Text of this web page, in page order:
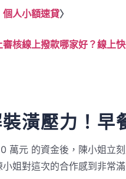
個人小額速貸〉
審核線上撥款哪家好？線上
潢壓力！早
萬元 的資金後，陳小姐立
姐對這次的合作感到非常